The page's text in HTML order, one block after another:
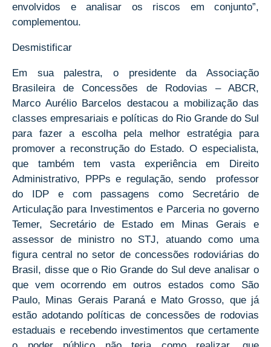
envolvidos e analisar os riscos em conjunto”,
complementou.
Desmistificar
Em sua palestra, o presidente da Associação
Brasileira de Concessões de Rodovias – ABCR,
Marco Aurélio Barcelos destacou a mobilização das
classes empresariais e políticas do Rio Grande do Sul
para fazer a escolha pela melhor estratégia para
promover a reconstrução do Estado. O especialista,
que também tem vasta experiência em Direito
Administrativo, PPPs e regulação, sendo professor
do IDP e com passagens como Secretário de
Articulação para Investimentos e Parceria no governo
Temer, Secretário de Estado em Minas Gerais e
assessor de ministro no STJ, atuando como uma
figura central no setor de concessões rodoviárias do
Brasil, disse que o Rio Grande do Sul deve analisar o
que vem ocorrendo em outros estados como São
Paulo, Minas Gerais Paraná e Mato Grosso, que já
estão adotando políticas de concessões de rodovias
estaduais e recebendo investimentos que certamente